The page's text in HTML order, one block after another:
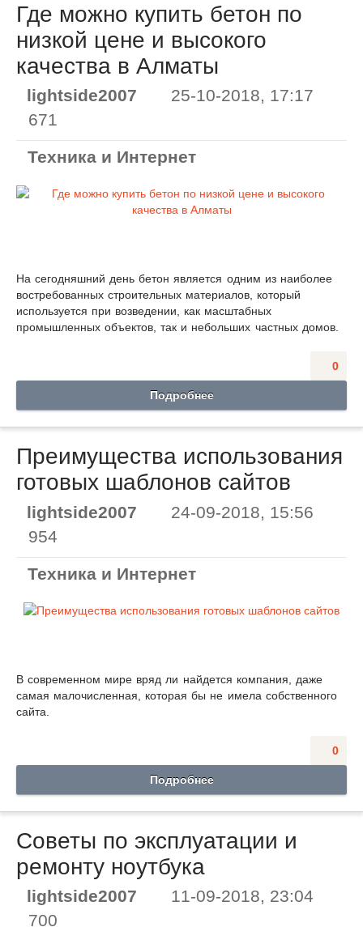
Где можно купить бетон по
низкой цене и высокого
качества в Алматы
lightside2007
25-10-2018, 17:17
671
Техника и Интернет
На сегодняшний день бетон является одним из наиболее
востребованных строительных материалов, который
используется при возведении, как масштабных
промышленных объектов, так и небольших частных домов.
0
Подробнее
Преимущества использования
готовых шаблонов сайтов
lightside2007
24-09-2018, 15:56
954
Техника и Интернет
В современном мире вряд ли найдется компания, даже
самая малочисленная, которая бы не имела собственного
сайта.
0
Подробнее
Советы по эксплуатации и
ремонту ноутбука
lightside2007
11-09-2018, 23:04
700